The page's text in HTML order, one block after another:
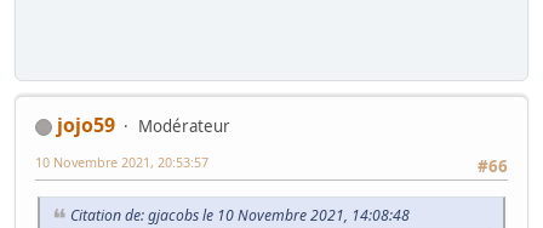
jojo59
Modérateur
#66
10 Novembre 2021, 20:53:57
Citation de: gjacobs le 10 Novembre 2021, 14:08:48